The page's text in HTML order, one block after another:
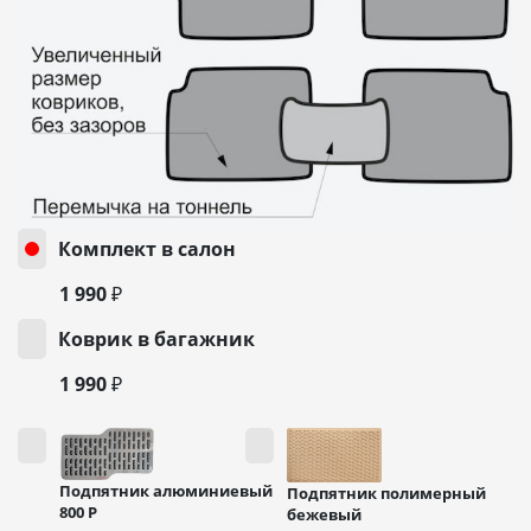
Комплект в салон
1 990 ₽
Коврик в багажник
1 990 ₽
Подпятник алюминиевый
800 Р
Подпятник полимерный
бежевый